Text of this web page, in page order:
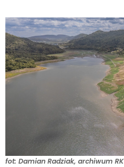
fot: Damian Radziak, archiwum RK